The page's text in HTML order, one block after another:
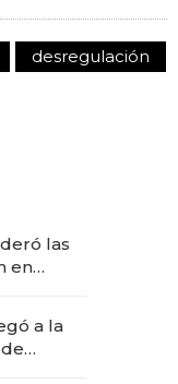
desregulación
las
en
a la